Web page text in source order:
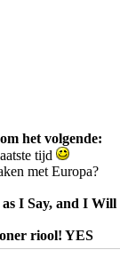
het volgende:
tijd
met Europa?
I Say, and I Will
riool! YES